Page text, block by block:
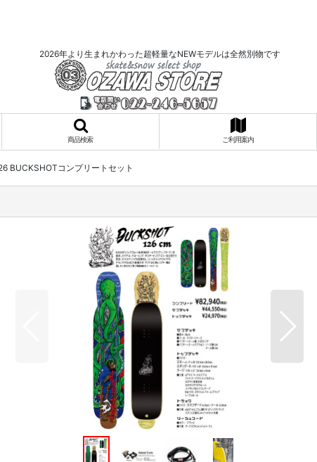
2026年より生まれかわった超軽量なNEWモデルは全然別物です
商品検索 ご利用案内
BUCKSHOTコンプリートセット